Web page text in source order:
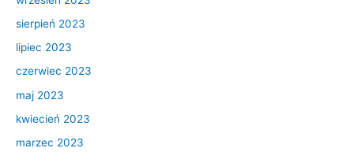
sierpień 2023
lipiec 2023
czerwiec 2023
maj 2023
kwiecień 2023
marzec 2023